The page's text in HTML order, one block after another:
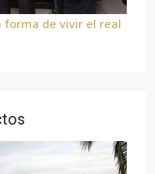
forma de vivir el real